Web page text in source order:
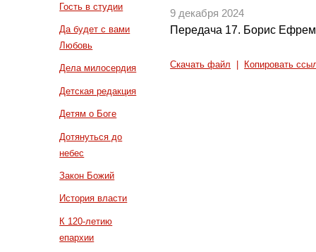
Гость в студии
Да будет с вами
Любовь
Дела милосердия
Детская редакция
Детям о Боге
Дотянуться до
небес
Закон Божий
История власти
К 120-летию
епархии
9 декабря 2024
Передача 17. Борис
Скачать файл Копировать